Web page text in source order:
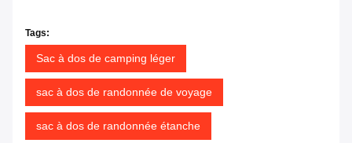
Tags:
Sac à dos de camping léger
sac à dos de randonnée de voyage
sac à dos de randonnée étanche